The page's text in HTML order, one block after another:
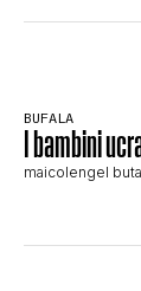
BUFALA
I bambini
maicolengel